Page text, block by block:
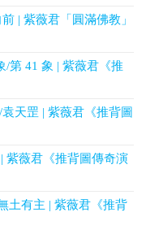
| 紫薇君「圓滿佛教」
/第 41 象 | 紫薇君《推
天罡 | 紫薇君《推背圖
紫薇君《推背圖傳奇演
土有主 | 紫薇君《推背